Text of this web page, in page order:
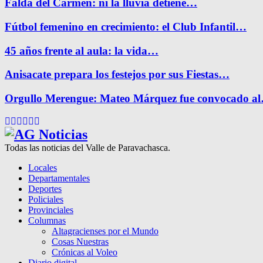
Falda del Carmen: ni la lluvia detiene…
Fútbol femenino en crecimiento: el Club Infantil…
45 años frente al aula: la vida…
Anisacate prepara los festejos por sus Fiestas…
Orgullo Merengue: Mateo Márquez fue convocado
Facebook
Twitter
Instagram
Pinterest
Google
Todas las noticias del Valle de Paravachasca.
Locales
Departamentales
Deportes
Policiales
Provinciales
Columnas
Altagracienses por el Mundo
Cosas Nuestras
Crónicas al Voleo